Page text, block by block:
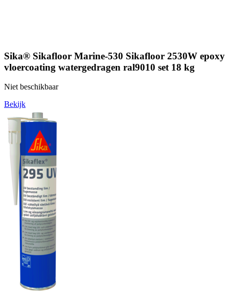
Sika® Sikafloor Marine-530 Sikafloor 2530W epoxy
vloercoating watergedragen ral9010 set 18 kg
Niet beschikbaar
Bekijk